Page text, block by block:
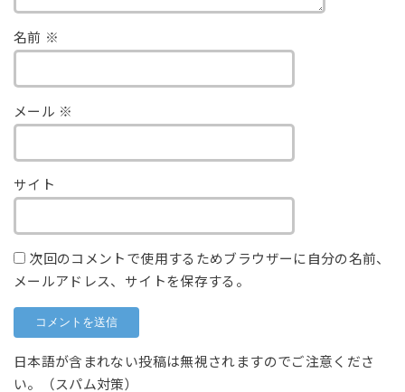
名前 ※
メール ※
サイト
次回のコメントで使用するためブラウザーに自分の名前、
メールアドレス、サイトを保存する。
日本語が含まれない投稿は無視されますのでご注意くださ
い。（スパム対策）